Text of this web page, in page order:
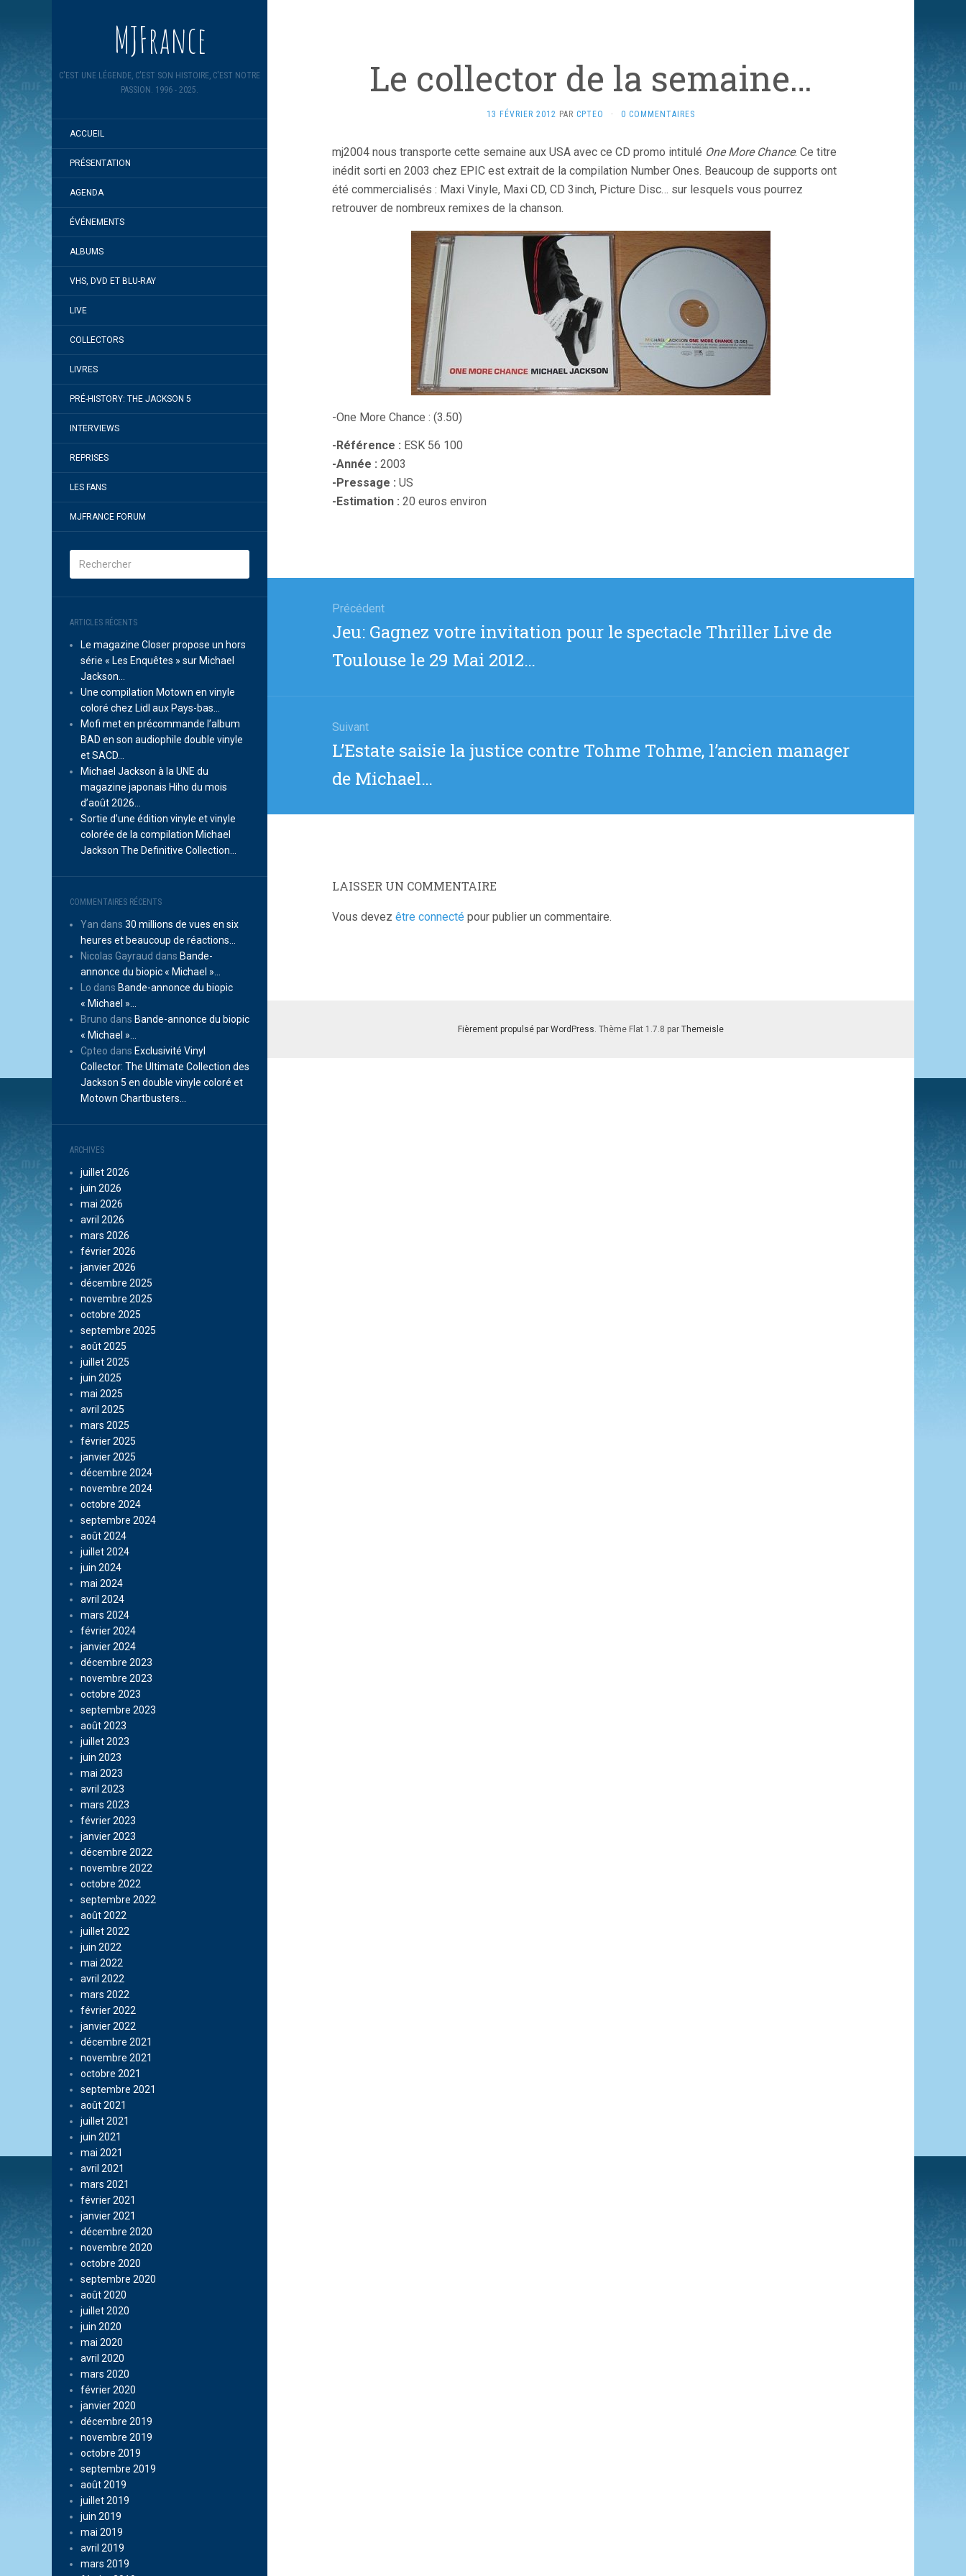
MJFrance
C'EST UNE LÉGENDE, C'EST SON HISTOIRE, C'EST NOTRE
PASSION. 1996 - 2025.
ACCUEIL
PRÉSENTATION
AGENDA
ÉVÉNEMENTS
ALBUMS
VHS, DVD ET BLU-RAY
LIVE
COLLECTORS
LIVRES
PRÉ-HISTORY: THE JACKSON 5
INTERVIEWS
REPRISES
LES FANS
MJFRANCE FORUM
ARTICLES RÉCENTS
Le magazine Closer propose un hors
série « Les Enquêtes » sur Michael
Jackson…
Une compilation Motown en vinyle
coloré chez Lidl aux Pays-bas…
Mofi met en précommande l’album
BAD en son audiophile double vinyle
et SACD…
Michael Jackson à la UNE du
magazine japonais Hiho du mois
d’août 2026…
Sortie d’une édition vinyle et vinyle
colorée de la compilation Michael
Jackson The Definitive Collection…
COMMENTAIRES RÉCENTS
Yan dans 30 millions de vues en six
heures et beaucoup de réactions…
Nicolas Gayraud dans Bande-
annonce du biopic « Michael »…
Lo dans Bande-annonce du biopic
« Michael »…
Bruno dans Bande-annonce du biopic
« Michael »…
Cpteo dans Exclusivité Vinyl
Collector: The Ultimate Collection des
Jackson 5 en double vinyle coloré et
Motown Chartbusters…
ARCHIVES
juillet 2026
juin 2026
mai 2026
avril 2026
mars 2026
février 2026
janvier 2026
décembre 2025
novembre 2025
octobre 2025
septembre 2025
août 2025
juillet 2025
juin 2025
mai 2025
avril 2025
mars 2025
février 2025
janvier 2025
décembre 2024
novembre 2024
octobre 2024
septembre 2024
août 2024
juillet 2024
juin 2024
mai 2024
avril 2024
mars 2024
février 2024
janvier 2024
décembre 2023
novembre 2023
octobre 2023
septembre 2023
août 2023
juillet 2023
juin 2023
mai 2023
avril 2023
mars 2023
février 2023
janvier 2023
décembre 2022
novembre 2022
octobre 2022
septembre 2022
août 2022
juillet 2022
juin 2022
mai 2022
avril 2022
mars 2022
février 2022
janvier 2022
décembre 2021
novembre 2021
octobre 2021
septembre 2021
août 2021
juillet 2021
juin 2021
mai 2021
avril 2021
mars 2021
février 2021
janvier 2021
décembre 2020
novembre 2020
octobre 2020
septembre 2020
août 2020
juillet 2020
juin 2020
mai 2020
avril 2020
mars 2020
février 2020
janvier 2020
décembre 2019
novembre 2019
octobre 2019
septembre 2019
août 2019
juillet 2019
juin 2019
mai 2019
avril 2019
mars 2019
Le collector de la semaine…
13 FÉVRIER 2012 PAR CPTEO · 0 COMMENTAIRES
mj2004 nous transporte cette semaine aux USA avec ce CD promo intitulé One More Chance. Ce titre
inédit sorti en 2003 chez EPIC est extrait de la compilation Number Ones. Beaucoup de supports ont
été commercialisés : Maxi Vinyle, Maxi CD, CD 3inch, Picture Disc… sur lesquels vous pourrez
retrouver de nombreux remixes de la chanson.
-One More Chance : (3.50)
-Référence : ESK 56 100
-Année : 2003
-Pressage : US
-Estimation : 20 euros environ
Navigation
l’article
Précédent
Article
Jeu: Gagnez votre invitation pour le spectacle Thriller Live de
Toulouse le 29 Mai 2012…
Suivant
Article
:
L’Estate saisie la justice contre Tohme Tohme, l’ancien manager
de Michael…
LAISSER UN COMMENTAIRE
Vous devez être connecté pour publier un commentaire.
Fièrement propulsé par WordPress. Thème Flat 1.7.8 par Themeisle